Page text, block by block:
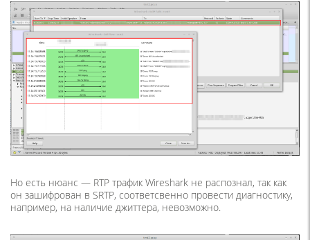
Но есть нюанс — RTP трафик Wireshark не распознал, так как
он зашифрован в SRTP, соответсвенно провести диагностику,
например, на наличие джиттера, невозможно.